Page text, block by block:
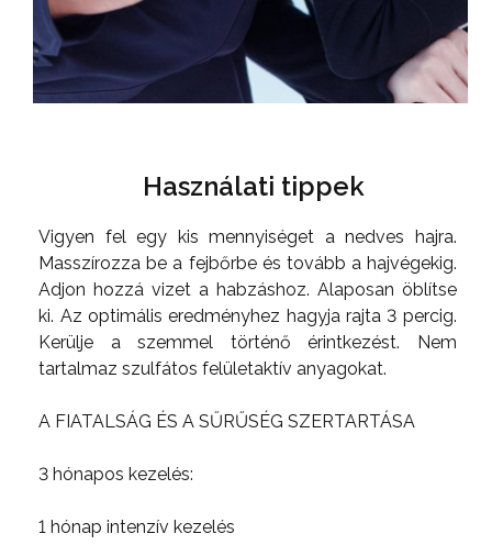
Használati tippek
Vigyen fel egy kis mennyiséget a nedves hajra.
Masszírozza be a fejbőrbe és tovább a hajvégekig.
Adjon hozzá vizet a habzáshoz. Alaposan öblítse
ki. Az optimális eredményhez hagyja rajta 3 percig.
Kerülje a szemmel történő érintkezést. Nem
tartalmaz szulfátos felületaktív anyagokat.
A FIATALSÁG ÉS A SŰRŰSÉG SZERTARTÁSA
3 hónapos kezelés:
1 hónap intenzív kezelés